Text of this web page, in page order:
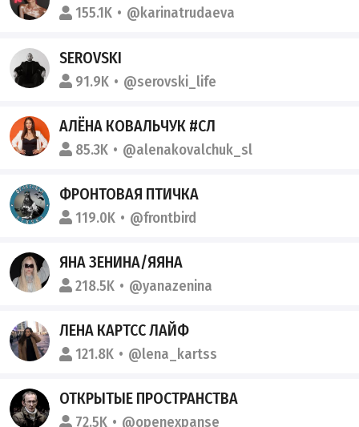
155.1K @karinatrudaeva
SEROVSKI
91.9K @serovski_life
АЛЁНА КОВАЛЬЧУК #СЛ
85.3K @alenakovalchuk_sl
ФРОНТОВАЯ ПТИЧКА
119.0K @frontbird
ЯНА ЗЕНИНА/ЯЯНА
218.5K @yanazenina
ЛЕНА КАРТСС ЛАЙФ
121.8K @lena_kartss
ОТКРЫТЫЕ ПРОСТРАНСТВА
72.5K @openexpanse